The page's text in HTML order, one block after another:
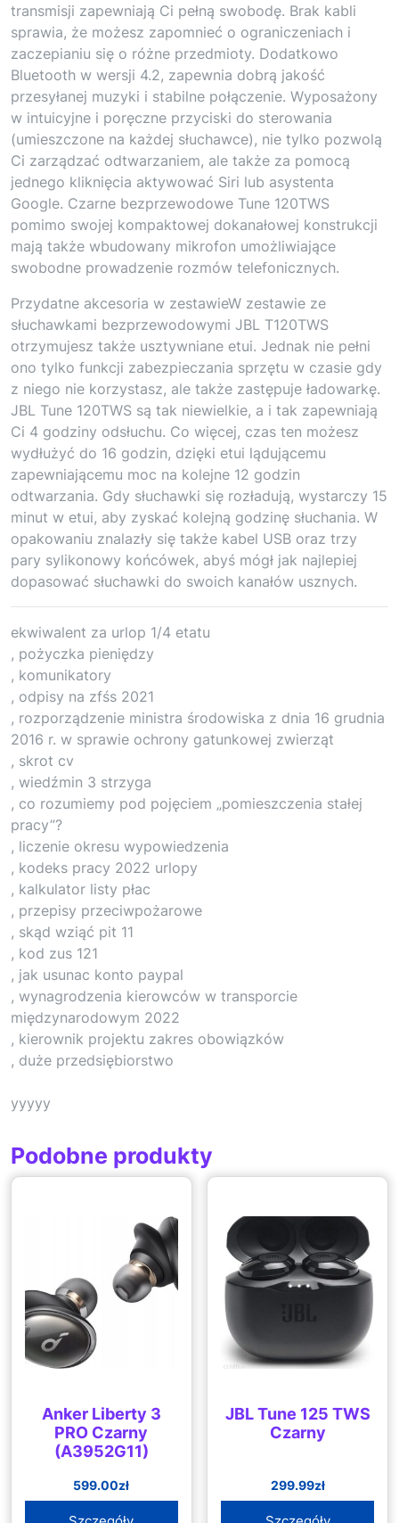
transmisji zapewniają Ci pełną swobodę. Brak kabli
sprawia, że możesz zapomnieć o ograniczeniach i
zaczepianiu się o różne przedmioty. Dodatkowo
Bluetooth w wersji 4.2, zapewnia dobrą jakość
przesyłanej muzyki i stabilne połączenie. Wyposażony
w intuicyjne i poręczne przyciski do sterowania
(umieszczone na każdej słuchawce), nie tylko pozwolą
Ci zarządzać odtwarzaniem, ale także za pomocą
jednego kliknięcia aktywować Siri lub asystenta
Google. Czarne bezprzewodowe Tune 120TWS
pomimo swojej kompaktowej dokanałowej konstrukcji
mają także wbudowany mikrofon umożliwiające
swobodne prowadzenie rozmów telefonicznych.
Przydatne akcesoria w zestawieW zestawie ze
słuchawkami bezprzewodowymi JBL T120TWS
otrzymujesz także usztywniane etui. Jednak nie pełni
ono tylko funkcji zabezpieczania sprzętu w czasie gdy
z niego nie korzystasz, ale także zastępuje ładowarkę.
JBL Tune 120TWS są tak niewielkie, a i tak zapewniają
Ci 4 godziny odsłuchu. Co więcej, czas ten możesz
wydłużyć do 16 godzin, dzięki etui lądującemu
zapewniającemu moc na kolejne 12 godzin
odtwarzania. Gdy słuchawki się rozładują, wystarczy 15
minut w etui, aby zyskać kolejną godzinę słuchania. W
opakowaniu znalazły się także kabel USB oraz trzy
pary sylikonowy końcówek, abyś mógł jak najlepiej
dopasować słuchawki do swoich kanałów usznych.
ekwiwalent za urlop 1/4 etatu
, pożyczka pieniędzy
, komunikatory
, odpisy na zfśs 2021
, rozporządzenie ministra środowiska z dnia 16 grudnia
2016 r. w sprawie ochrony gatunkowej zwierząt
, skrot cv
, wiedźmin 3 strzyga
, co rozumiemy pod pojęciem „pomieszczenia stałej
pracy”?
, liczenie okresu wypowiedzenia
, kodeks pracy 2022 urlopy
, kalkulator listy płac
, przepisy przeciwpożarowe
, skąd wziąć pit 11
, kod zus 121
, jak usunac konto paypal
, wynagrodzenia kierowców w transporcie
międzynarodowym 2022
, kierownik projektu zakres obowiązków
, duże przedsiębiorstwo
yyyyy
Podobne produkty
Anker Liberty 3
PRO Czarny
(A3952G11)
599.00zł
JBL Tune 125 TWS
Czarny
299.99zł